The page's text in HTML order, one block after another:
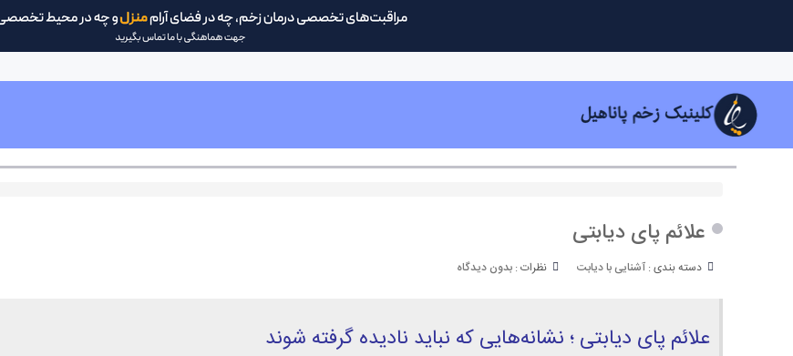
علائم پای دیابتی
دسته بندی : آشنایی با دیابت نظرات : بدون دیدگاه
علائم پای دیابتی ؛ نشانه‌هایی که نباید نادیده گرفته شوند